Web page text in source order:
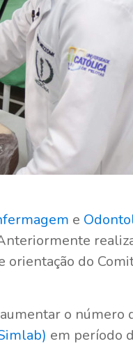
e
orientação do
o número
em período